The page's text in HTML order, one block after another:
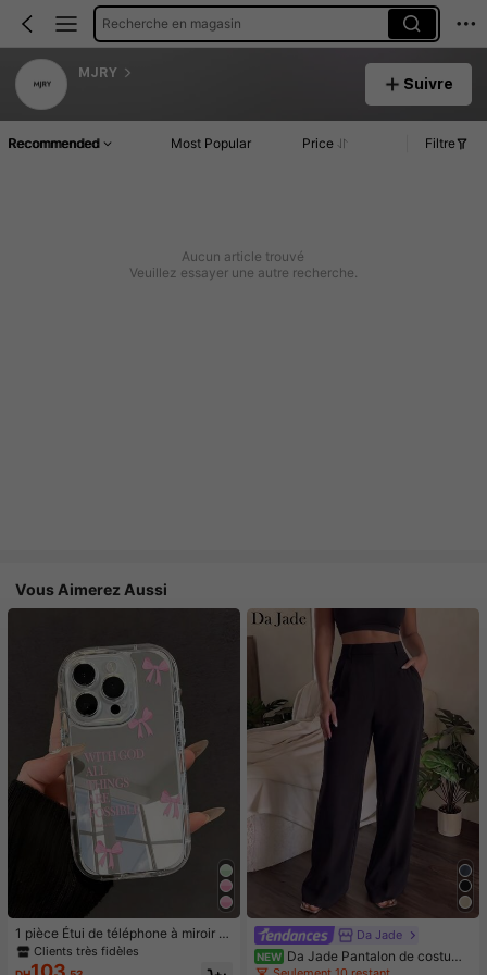
Recherche en magasin
MJRY
Suivre
Recommended Most Popular Price Filtre
Aucun article trouvé
Veuillez essayer une autre recherche.
Vous Aimerez Aussi
1 pièce Étui de téléphone à miroir ro
se minimaliste, style fille avec motif
nœud papillon, slogan religieux. Étu
Clients très fidèles
Da Jade
NEW Da Jade Pantalon de costume
élégant pour femme multicolore à t